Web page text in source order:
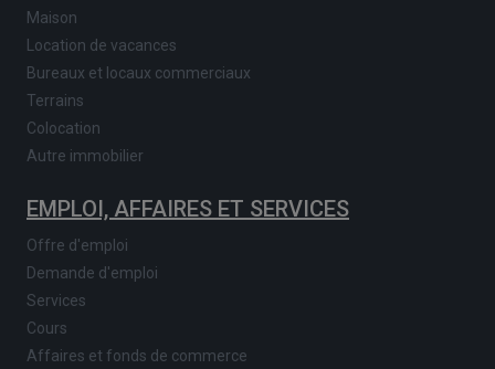
Maison
Location de vacances
Bureaux et locaux commerciaux
Terrains
Colocation
Autre immobilier
EMPLOI, AFFAIRES ET SERVICES
Offre d'emploi
Demande d'emploi
Services
Cours
Affaires et fonds de commerce